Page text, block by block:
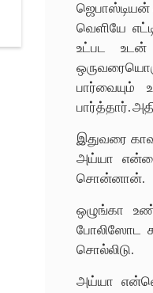
ஜெபாஸ்டியன்
வெளியே
உட்பட உடன்
பார்வையும்
பார்த்தார்.
இதுவரை
அய்யா
சொன்னான்.
ஒழுங்கா
போலிஸோட
சொல்லிடு.
அய்யா